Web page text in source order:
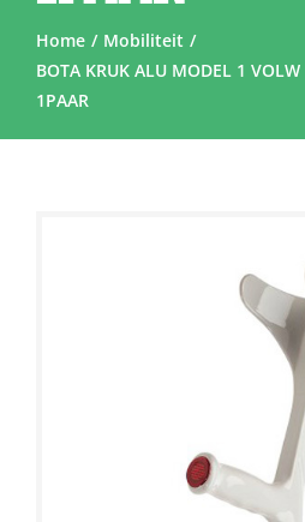
Home
Mobiliteit
BOTA KRUK ALU MODEL 1 VOLW
1PAAR